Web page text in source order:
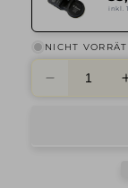
inkl.
NICHT
Verringere